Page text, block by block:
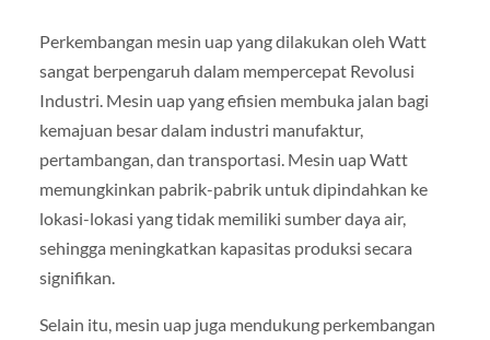
Perkembangan mesin uap yang dilakukan oleh Watt
sangat berpengaruh dalam mempercepat Revolusi
Industri. Mesin uap yang efisien membuka jalan bagi
kemajuan besar dalam industri manufaktur,
pertambangan, dan transportasi. Mesin uap Watt
memungkinkan pabrik-pabrik untuk dipindahkan ke
lokasi-lokasi yang tidak memiliki sumber daya air,
sehingga meningkatkan kapasitas produksi secara
signifikan.
Selain itu, mesin uap juga mendukung perkembangan